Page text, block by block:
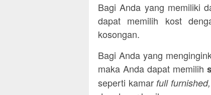
Bagi Anda yang memiliki
dapat memilih kost
kosongan.
Bagi Anda yang
maka Anda dapat memilih
seperti kamar full furnished,